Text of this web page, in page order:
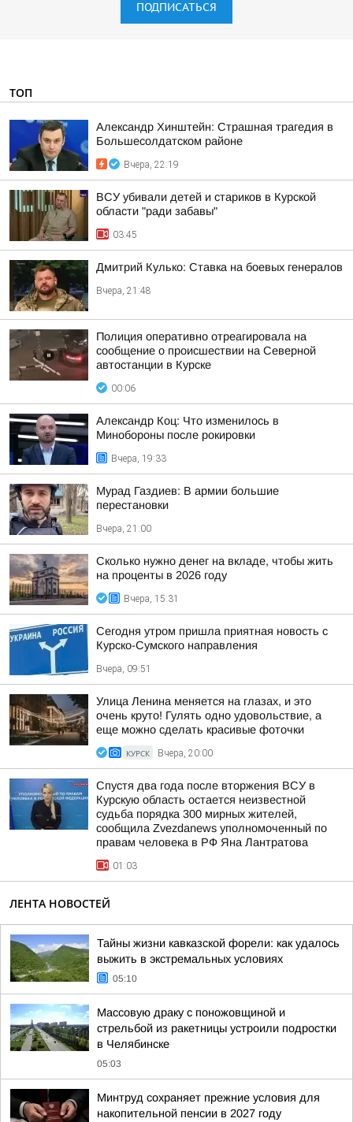
ПОДПИСАТЬСЯ
ТОП
Александр Хинштейн: Страшная трагедия в
Большесолдатском районе
Вчера, 22:19
ВСУ убивали детей и стариков в Курской
области "ради забавы"
03:45
Дмитрий Кулько: Ставка на боевых генералов
Вчера, 21:48
Полиция оперативно отреагировала на
сообщение о происшествии на Северной
автостанции в Курске
00:06
Александр Коц: Что изменилось в
Минобороны после рокировки
Вчера, 19:33
Мурад Газдиев: В армии большие
перестановки
Вчера, 21:00
Сколько нужно денег на вкладе, чтобы жить
на проценты в 2026 году
Вчера, 15:31
Сегодня утром пришла приятная новость с
Курско-Сумского направления
Вчера, 09:51
Улица Ленина меняется на глазах, и это
очень круто! Гулять одно удовольствие, а
еще можно сделать красивые фоточки
КУРСК Вчера, 20:00
Спустя два года после вторжения ВСУ в
Курскую область остается неизвестной
судьба порядка 300 мирных жителей,
сообщила Zvezdanews уполномоченный по
правам человека в РФ Яна Лантратова
01:03
ЛЕНТА НОВОСТЕЙ
Тайны жизни кавказской форели: как удалось
выжить в экстремальных условиях
05:10
Массовую драку с поножовщиной и
стрельбой из ракетницы устроили подростки
в Челябинске
05:03
Минтруд сохраняет прежние условия для
накопительной пенсии в 2027 году